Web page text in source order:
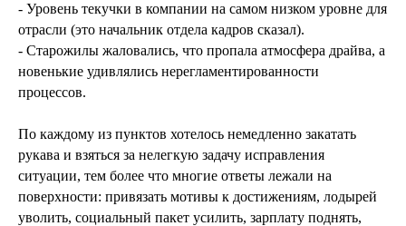
- Уровень текучки в компании на самом низком уровне для
отрасли (это начальник отдела кадров сказал).
- Старожилы жаловались, что пропала атмосфера драйва, а
новенькие удивлялись нерегламентированности
процессов.
По каждому из пунктов хотелось немедленно закатать
рукава и взяться за нелегкую задачу исправления
ситуации, тем более что многие ответы лежали на
поверхности: привязать мотивы к достижениям, лодырей
уволить, социальный пакет усилить, зарплату поднять,